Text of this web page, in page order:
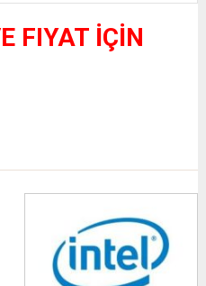
FIYAT İÇİN